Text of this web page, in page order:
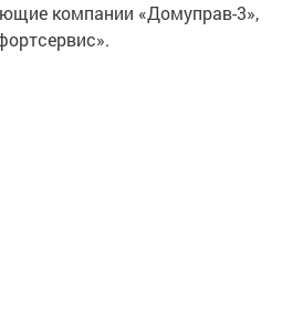
компании «Домуправ-3»,